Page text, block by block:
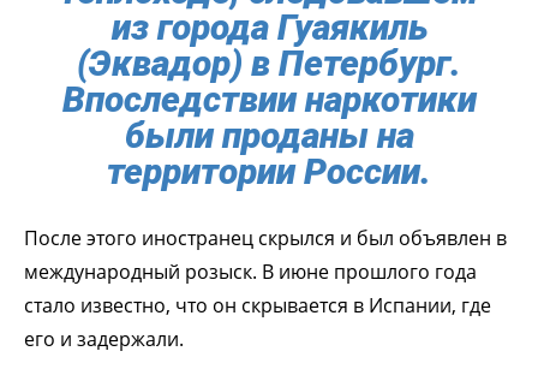
из города Гуаякиль
(Эквадор) в Петербург.
Впоследствии наркотики
были проданы на
территории России.
После этого иностранец скрылся и был объявлен в
международный розыск. В июне прошлого года
стало известно, что он скрывается в Испании, где
его и задержали.